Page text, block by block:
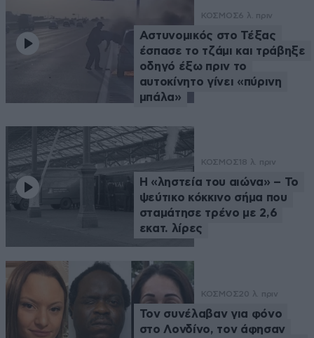
ΚΟΣΜΟΣ6 λ. πριν
Αστυνομικός στο Τέξας
έσπασε το τζάμι και τράβηξε
οδηγό έξω πριν το
αυτοκίνητο γίνει «πύρινη
μπάλα»
ΚΟΣΜΟΣ 18 λ. πριν
Η «ληστεία του αιώνα» – Το
ψεύτικο κόκκινο σήμα που
σταμάτησε τρένο με 2,6
εκατ. λίρες
ΚΟΣΜΟΣ20 λ. πριν
Τον συνέλαβαν για φόνο
στο Λονδίνο, τον άφησαν